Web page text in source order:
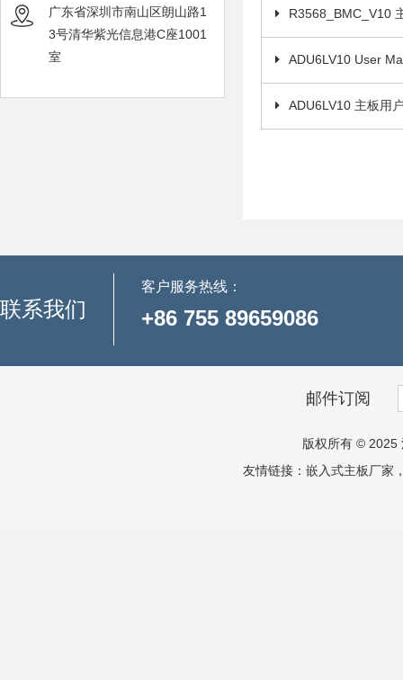
广东省深圳市南山区朗山路1
3号清华紫光信息港C座1001
室
R3568_BMC_V10
ADU6LV10 User
ADU6LV10 主板用
联系我们
客户服务热线：
+86 755 89659086
邮件订阅
版权所有 © 2025
友情链接： 嵌入式主板厂家